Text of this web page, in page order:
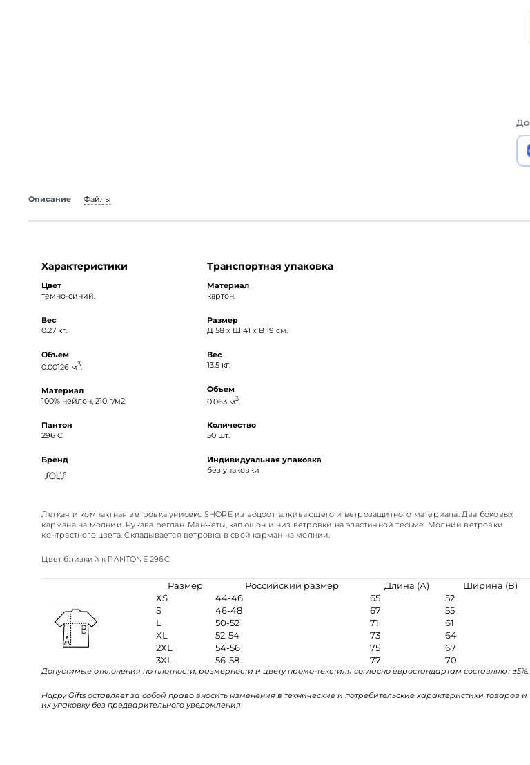
Описание Файлы
Характеристики
Цвет
темно-синий.
Вес
0.27 кг.
Объем
0.00126 м3
Материал
100% нейлон, 210 г/м2.
Пантон
296 C
Бренд
Транспортная упаковка
Материал
картон.
Размер
Д 58 x Ш 41 x В 19 см.
Вес
13.5 кг.
Объем
0.063 м3.
Количество
50 шт.
Индивидуальная упаковка
без упаковки
Легкая и компактная ветровка унисекс SHORE из водоотталкивающего и ветрозащитного материала. Два боковых
кармана на молнии. Рукава реглан. Манжеты, капюшон и низ ветровки на эластичной тесьме. Молнии ветровки
контрастного цвета. Складывается ветровка в свой карман на молнии.
Цвет близкий к PANTONE 296C
Размер Российский размер Длина (А)
Ширина (В)
XS
44-46 65
52
S
46-48 67
55
L
50-52 71
61
XL
52-54 73
64
2XL
54-56 75
67
3XL
56-58 77 70
Допустимые отклонения по плотности, размерности и цвету промо-текстиля согласно евростандартам составляют ±5%.
Happy Gifts оставляет за собой право вносить изменения в технические и потребительские характеристики товаров и
их упаковку без предварительного уведомления